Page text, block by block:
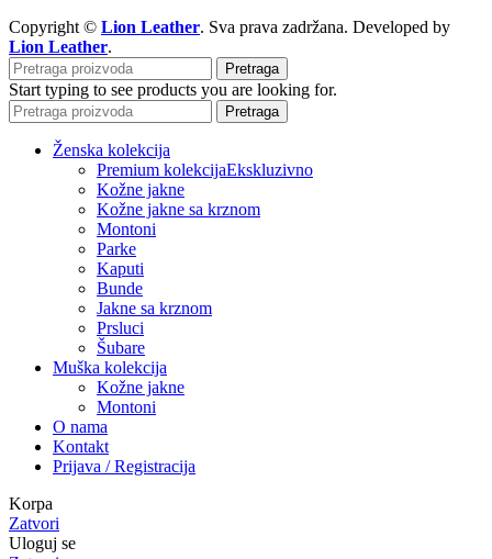
Copyright © Lion Leather. Sva prava zadržana. Developed by
Lion Leather.
Pretraga
Start typing to see products you are looking for.
Pretraga
Ženska kolekcija
Premium kolekcijaEkskluzivno
Kožne jakne
Kožne jakne sa krznom
Montoni
Parke
Kaputi
Bunde
Jakne sa krznom
Prsluci
Šubare
Muška kolekcija
Kožne jakne
Montoni
O nama
Kontakt
Prijava / Registracija
Korpa
Zatvori
Uloguj se